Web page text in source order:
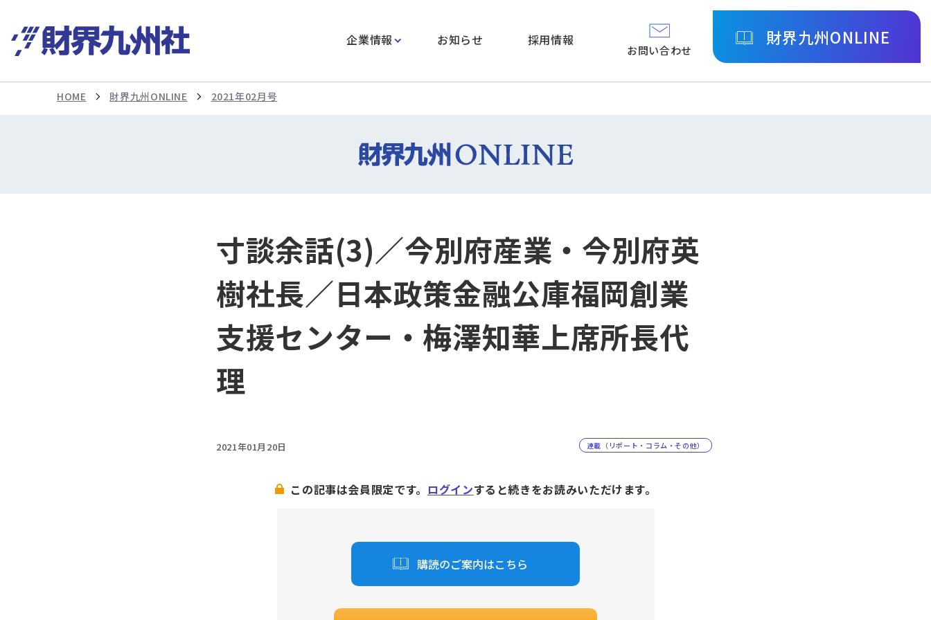
企業情報 お知らせ 採用情報
お問い合わせ
財界九州ONLINE
HOME 財界九州ONLINE 2021年02月号
寸談余話(3)／今別府産業・今別府英
樹社長／日本政策金融公庫福岡創業
支援センター・梅澤知華上席所長代
理
2021年01月20日 連載（リポート・コラム・その他）
この記事は会員限定です。 ログインすると続きをお読みいただけます。
購読のご案内はこちら